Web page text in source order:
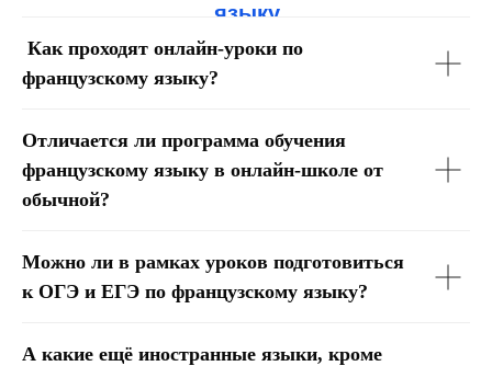
языку
Как проходят онлайн-уроки по
французскому языку?
Отличается ли программа обучения
французскому языку в онлайн-школе от
обычной?
Можно ли в рамках уроков подготовиться
к ОГЭ и ЕГЭ по французскому языку?
А какие ещё иностранные языки, кроме